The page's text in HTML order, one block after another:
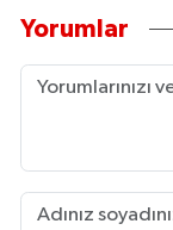
Yorumlar